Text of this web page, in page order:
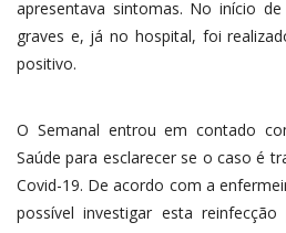
apresentava sintomas. No início
graves e, já no hospital, foi
positivo.
O Semanal entrou em contado
Saúde para esclarecer se o caso é
Covid-19. De acordo com a
possível investigar esta